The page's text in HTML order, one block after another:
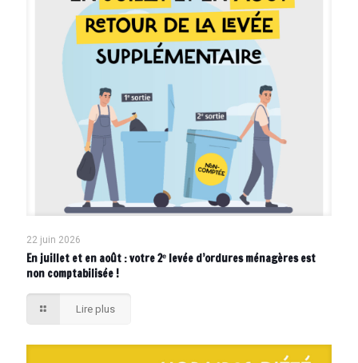
22 juin 2026
En juillet et en août : votre 2ᵉ levée d’ordures ménagères est
non comptabilisée !
Lire plus